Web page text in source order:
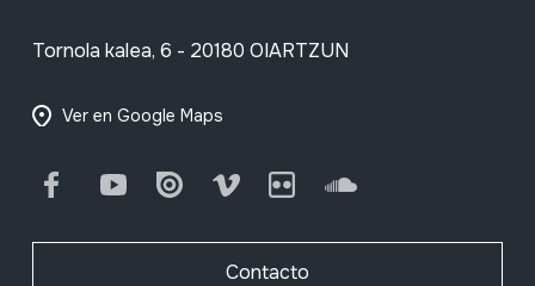
Tornola kalea, 6 - 20180 OIARTZUN
Ver en Google Maps
FacebookYoutube Issuu Vimeo Flickr SoundCloud
Contacto